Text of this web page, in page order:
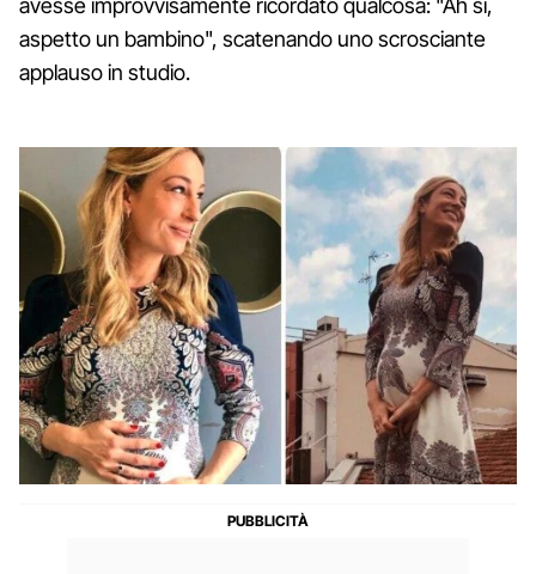
avesse improvvisamente ricordato qualcosa: "Ah sì,
aspetto un bambino", scatenando uno scrosciante
applauso in studio.